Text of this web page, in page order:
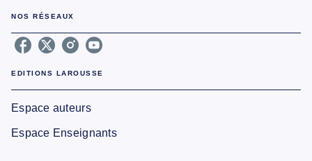
NOS RÉSEAUX
EDITIONS LAROUSSE
Espace auteurs
Espace Enseignants